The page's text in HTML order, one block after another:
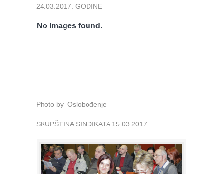
24.03.2017. GODINE
No Images found.
Photo by Oslobođenje
SKUPŠTINA SINDIKATA 15.03.2017.